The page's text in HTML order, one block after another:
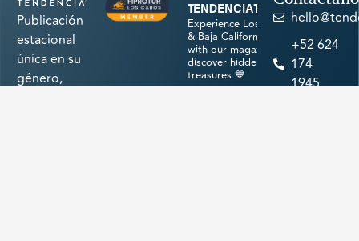
Publicación
estacional
única en su
género,
tendenciatravel
Experience Los Cabos
& Baja California Sur
with our magazine &
discover hidden
treasures 💙
+52 624
174
1945